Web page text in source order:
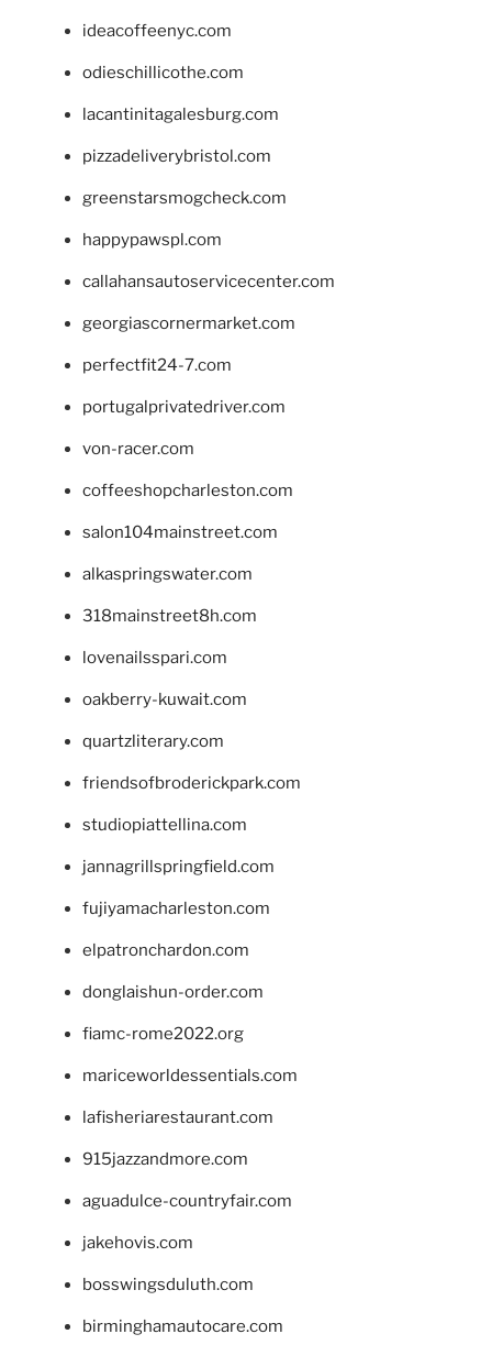
ideacoffeenyc.com
odieschillicothe.com
lacantinitagalesburg.com
pizzadeliverybristol.com
greenstarsmogcheck.com
happypawspl.com
callahansautoservicecenter.com
georgiascornermarket.com
perfectfit24-7.com
portugalprivatedriver.com
von-racer.com
coffeeshopcharleston.com
salon104mainstreet.com
alkaspringswater.com
318mainstreet8h.com
lovenailsspari.com
oakberry-kuwait.com
quartzliterary.com
friendsofbroderickpark.com
studiopiattellina.com
jannagrillspringfield.com
fujiyamacharleston.com
elpatronchardon.com
donglaishun-order.com
fiamc-rome2022.org
mariceworldessentials.com
lafisheriarestaurant.com
915jazzandmore.com
aguadulce-countryfair.com
jakehovis.com
bosswingsduluth.com
birminghamautocare.com